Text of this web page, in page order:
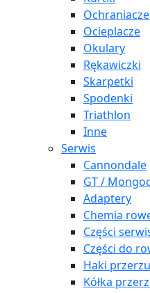
Ochraniacze
Ocieplacze
Okulary
Rękawiczki
Skarpetki
Spodenki
Triathlon
Inne
Serwis
Cannondale
GT /
Adaptery
Chemia
Części
Części do
Haki
Kółka